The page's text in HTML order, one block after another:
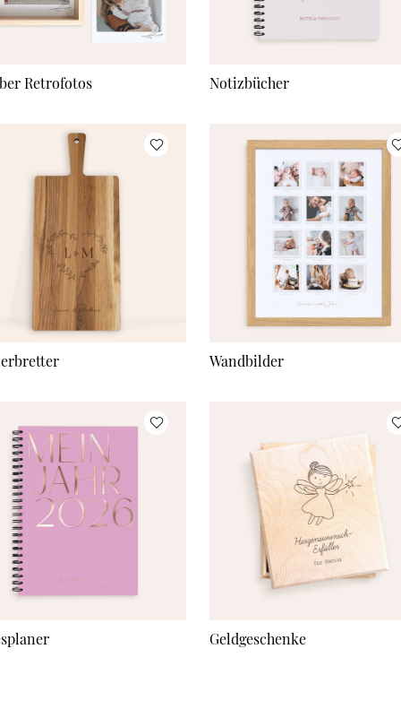
Retrofotos Notizbücher
Wandbilder
Geldgeschenke